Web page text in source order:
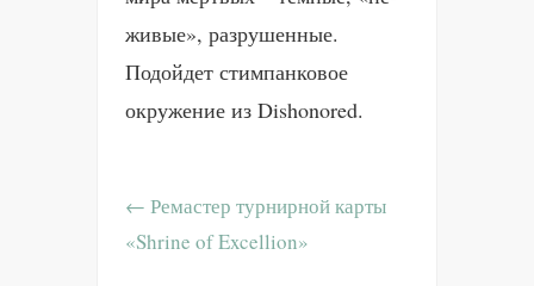
живые», разрушенные.
Подойдет стимпанковое
окружение из Dishonored.
← Ремастер турнирной карты
«Shrine of Excellion»